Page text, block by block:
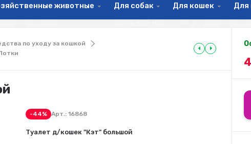
животные Для собак Для кошек Для
по уходу за кошкой
-44% Арт.:16868
Туалет д/кошек "Кэт" большой